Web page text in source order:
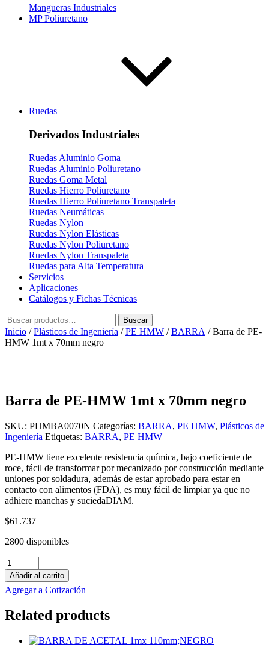
Mangueras Industriales
MP Poliuretano
Ruedas
Derivados Industriales
Ruedas Aluminio Goma
Ruedas Aluminio Poliuretano
Ruedas Goma Metal
Ruedas Hierro Poliuretano
Ruedas Hierro Poliuretano Transpaleta
Ruedas Neumáticas
Ruedas Nylon
Ruedas Nylon Elásticas
Ruedas Nylon Poliuretano
Ruedas Nylon Transpaleta
Ruedas para Alta Temperatura
Servicios
Aplicaciones
Catálogos y Fichas Técnicas
Buscar
por:
Buscar
Inicio /Plásticos de Ingeniería /PE HMW /BARRA / Barra de PE-
HMW 1mt x 70mm negro
Barra de PE-HMW 1mt x 70mm negro
SKU: PHMBA0070N Categorías: BARRA, PE HMW, Plásticos de
Ingeniería Etiquetas: BARRA, PE HMW
PE-HMW tiene excelente resistencia química, bajo coeficiente de
roce, fácil de transformar por mecanizado por construcción mediante
uniones por soldadura, además de estar aprobado para estar en
contacto con alimentos (FDA), es muy fácil de limpiar ya que no
adhiere manchas y suciedaDIAM.
$61.737
2800 disponibles
Barra
de
PE-
HMW
x
cantidad
Añadir al carrito
Agregar a Cotización
Related products